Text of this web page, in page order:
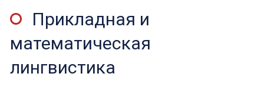
Прикладная и
математическая
лингвистика